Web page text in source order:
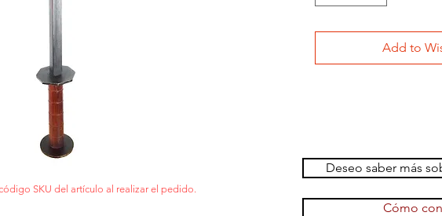
Add to
Deseo saber más
SKU del artículo al realizar el pedido.
Cómo